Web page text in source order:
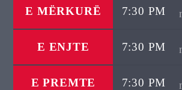
E MËRKURË 7:30 PM
E ENJTE 7:30 PM
E PREMTE 7:30 PM